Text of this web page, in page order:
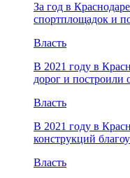
За год в
спортплощадок и
Власть
В 2021 году в
дорог и
Власть
В 2021 году в
конструкций
Власть